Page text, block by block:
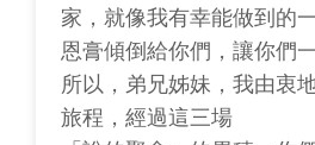
家，就像我有幸能做到的
恩膏傾倒給你們，讓你們
所以，弟兄姊妹，我由衷
旅程，經過這三場